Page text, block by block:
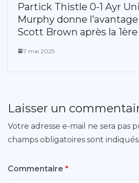
Partick Thistle 0-1 Ayr
Murphy donne
Scott Brown après la
7 mai 2025
Laisser un
Votre adresse e-mail ne sera pas
champs obligatoires sont
Commentaire *